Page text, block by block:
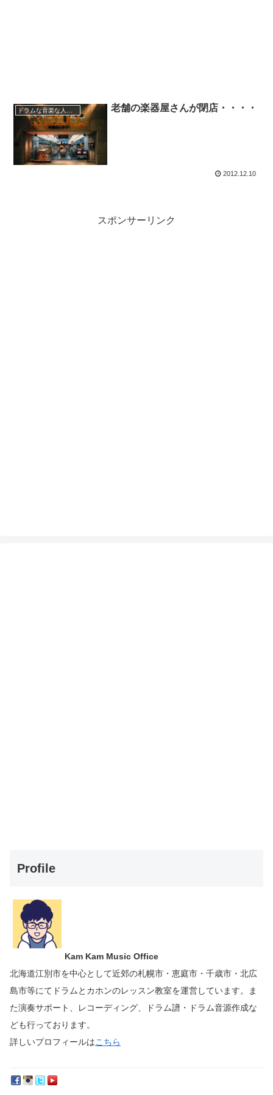
ドラムな音楽な人生～ 老舗の楽器屋さんが閉店・・・・
2012.12.10
スポンサーリンク
Profile
Kam Kam Music Office
北海道江別市を中心として近郊の札幌市・恵庭市・千歳市・北広
島市等にて ドラムとカホンのレッスン教室を運営しています。
ま
た演奏サポート、レコーディング、ドラム譜・ドラム音源作成な
ども行っております。
詳しいプロフィールはこちら